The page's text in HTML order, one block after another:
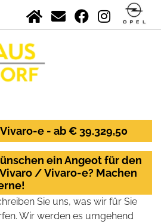
e - ab € 39.329,50
ein Angeot für den
/ Vivaro-e? Machen
Sie uns, was wir für Sie
Wir werden es umgehend